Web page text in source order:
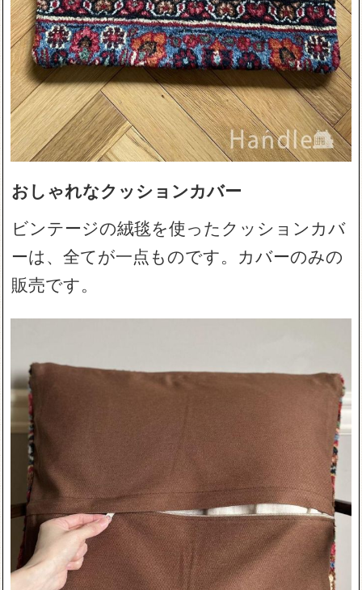
おしゃれなクッションカバー
ビンテージの絨毯を使ったクッションカバ
ーは、全てが一点ものです。カバーのみの
販売です。